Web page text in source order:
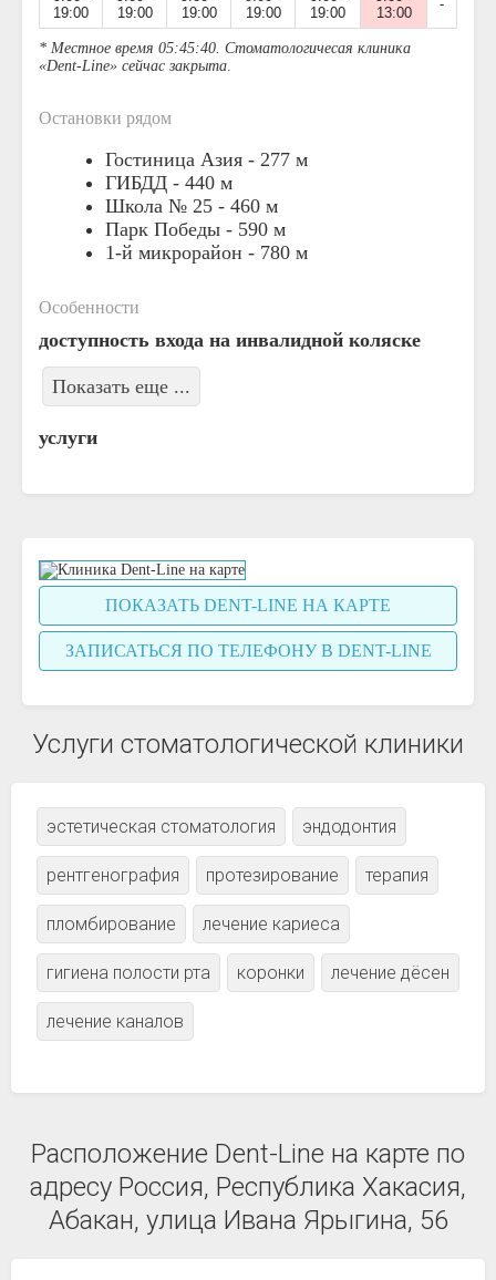
19:00
19:00
19:00
19:00
19:00
13:00
-
* Местное время 05:45:40. Стоматологичесая клиника
«Dent-Line» сейчас закрыта.
Остановки рядом
Гостиница Азия - 277 м
ГИБДД - 440 м
Школа № 25 - 460 м
Парк Победы - 590 м
1-й микрорайон - 780 м
Особенности
доступность входа на инвалидной коляске
Показать еще ...
услуги
ПОКАЗАТЬ DENT-LINE НА КАРТЕ
ЗАПИСАТЬСЯ ПО ТЕЛЕФОНУ В DENT-LINE
Услуги стоматологической клиники
эстетическая стоматология эндодонтия
рентгенография протезирование терапия
пломбирование лечение кариеса
гигиена полости рта коронки лечение дёсен
лечение каналов
Расположение Dent-Line на карте по
адресу Россия, Республика Хакасия,
Абакан, улица Ивана Ярыгина, 56